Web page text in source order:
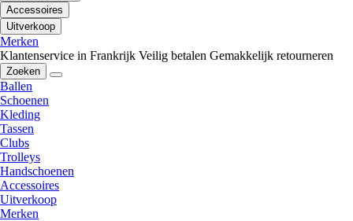
Accessoires
Uitverkoop
Merken
Klantenservice in Frankrijk Veilig betalen Gemakkelijk retourneren
Zoeken
Ballen
Schoenen
Kleding
Tassen
Clubs
Trolleys
Handschoenen
Accessoires
Uitverkoop
Merken